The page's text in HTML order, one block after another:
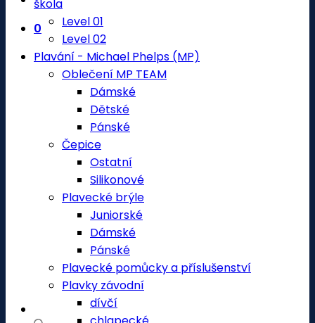
0
škola
Level 01
Level 02
Plavání - Michael Phelps (MP)
Oblečení MP TEAM
Dámské
Dětské
Pánské
Čepice
Ostatní
Silikonové
Plavecké brýle
Juniorské
Dámské
Pánské
Plavecké pomůcky a příslušenství
Plavky závodní
dívčí